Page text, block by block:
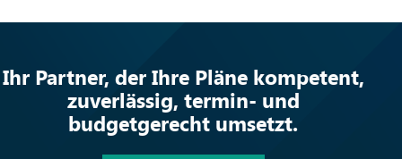
Ihr Partner, der Ihre Pläne kompetent,
zuverlässig, termin- und
budgetgerecht umsetzt.